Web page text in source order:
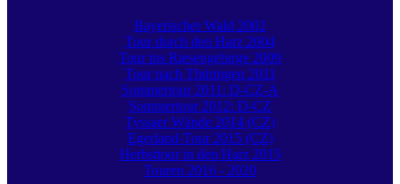
Bayerischer Wald 2002
Tour durch den Harz 2004
Tour ins Riesengebirge 2009
Tour nach Thüringen 2011
Sommertour 2011: D-CZ-A
Sommertour 2012: D-CZ
Tyssaer Wände 2014 (CZ)
Egerland-Tour 2015 (CZ)
Herbsttour in den Harz 2015
Touren 2016 - 2020